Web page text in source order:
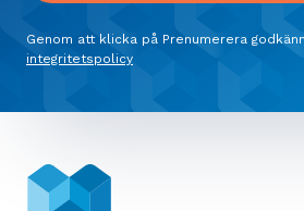
Genom att klicka på Prenumerera
integritetspolicy